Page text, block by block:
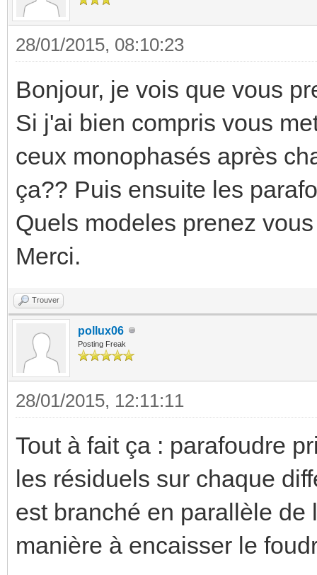
28/01/2015, 08:10:23
Bonjour, je vois que vous
Si j'ai bien compris vous
ceux monophasés après
ça?? Puis ensuite les
Quels modeles prenez
Merci.
Trouver
pollux06
Posting Freak
28/01/2015, 12:11:11
Tout à fait ça : parafoudre
les résiduels sur chaque
est branché en parallèle
manière à encaisser le